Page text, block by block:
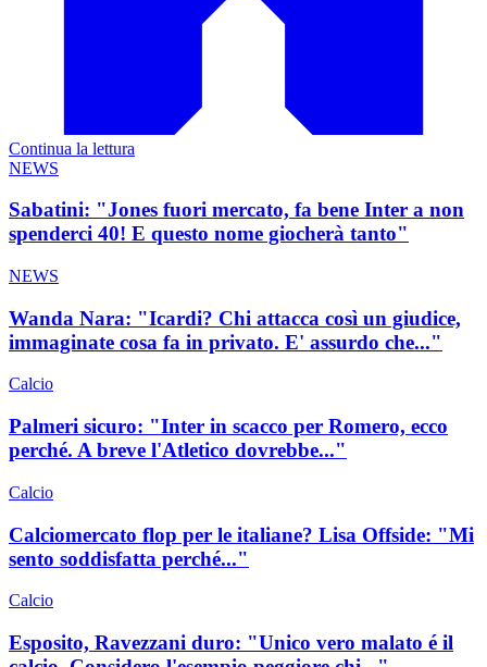
Continua la lettura
NEWS
Sabatini: "Jones fuori mercato, fa bene Inter a non
spenderci 40! E questo nome giocherà tanto"
NEWS
Wanda Nara: "Icardi? Chi attacca così un giudice,
immaginate cosa fa in privato. E' assurdo che..."
Calcio
Palmeri sicuro: "Inter in scacco per Romero, ecco
perché. A breve l'Atletico dovrebbe..."
Calcio
Calciomercato flop per le italiane? Lisa Offside: "Mi
sento soddisfatta perché..."
Calcio
Esposito, Ravezzani duro: "Unico vero malato é il